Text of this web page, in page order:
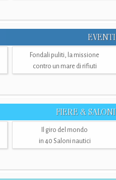
EVENTI
Fondali puliti, la missione
contro un mare di rifiuti
FIERE & SALONI
Il giro del mondo
in 40 Saloni nautici